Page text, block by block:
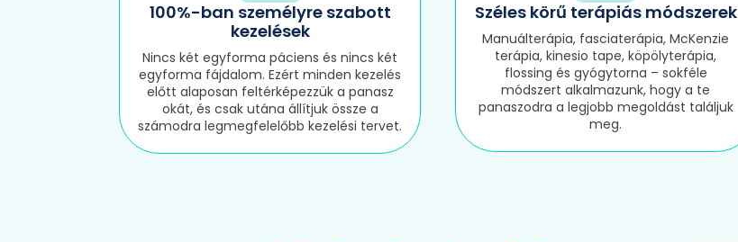
100%-ban személyre szabott
kezelések
Nincs két egyforma páciens és nincs két
egyforma fájdalom. Ezért minden kezelés
előtt alaposan feltérképezzük a panasz
okát, és csak utána állítjuk össze a
számodra legmegfelelőbb kezelési tervet.
Széles körű terápiás módszerek
Manuálterápia, fasciaterápia, McKenzie
terápia, kinesio tape, köpölyterápia,
flossing és gyógytorna – sokféle
módszert alkalmazunk, hogy a te
panaszodra a legjobb megoldást találjuk
meg.